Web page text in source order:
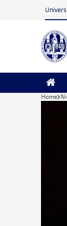
Ga naar
Home